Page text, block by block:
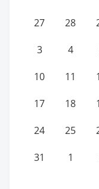
27 28
3 4
10 11
17 18
24 25
31 1